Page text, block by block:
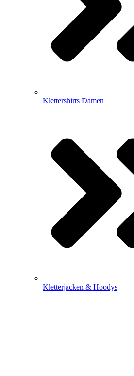
Klettershirts Damen
Kletterjacken & Hoodys